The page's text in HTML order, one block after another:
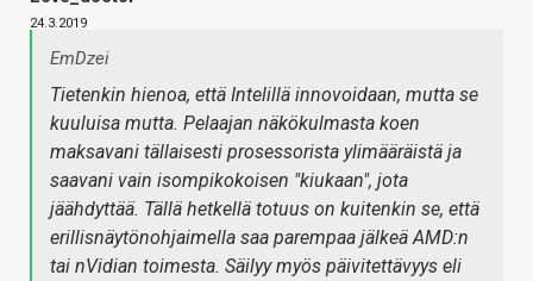
24.3.2019
EmDzei
Tietenkin hienoa, että Intelillä innovoidaan, mutta se
kuuluisa mutta. Pelaajan näkökulmasta koen
maksavani tällaisesti prosessorista ylimääräistä ja
saavani vain isompikokoisen "kiukaan", jota
jäähdyttää. Tällä hetkellä totuus on kuitenkin se, että
erillisnäytönohjaimella saa parempaa jälkeä AMD:n
tai nVidian toimesta. Säilyy myös päivitettävyys eli